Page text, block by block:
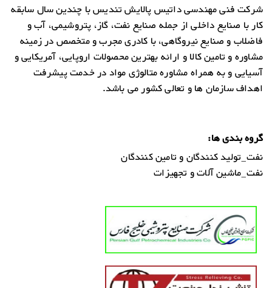
شرکت فنی مهندسی داتیس پالایش تندیس با چندین سال سابقه
کار با صنایع داخلی از جمله صنایع نفت، گاز، پتروشیمی، آب و
فاضلاب و صنایع نیروگاهی، با کادری مجرب و متخصص در زمینه
مشاوره و تامین کالا و ارائه بهترین محصولات اروپایی، آمریکایی و
آسیایی و به همراه مشاوره متالوژی مواد در خدمت پیشرفت
اهداف سازمان ها و تعالی کشور می باشد.
گروه بندی ها:
نفت_تولید کنندگان و تامین کنندگان
نفت_ماشین آلات و تجهیزات